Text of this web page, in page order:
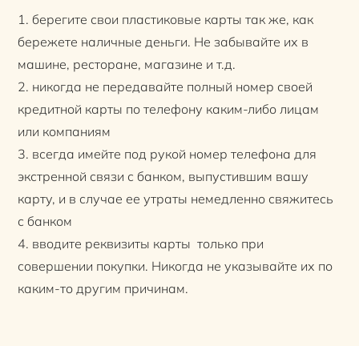
1. берегите свои пластиковые карты так же, как
бережете наличные деньги. Не забывайте их в
машине, ресторане, магазине и т.д.
2. никогда не передавайте полный номер своей
кредитной карты по телефону каким-либо лицам
или компаниям
3. всегда имейте под рукой номер телефона для
экстренной связи с банком, выпустившим вашу
карту, и в случае ее утраты немедленно свяжитесь
с банком
4. вводите реквизиты карты только при
совершении покупки. Никогда не указывайте их по
каким-то другим причинам.